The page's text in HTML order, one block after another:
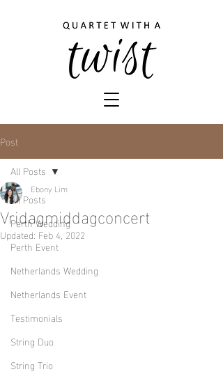
Post
All Posts
Perth Wedding
Perth Event
Netherlands Wedding
Netherlands Event
Testimonials
String Duo
String Trio
All Posts
Vridagmiddagconcert
Ebony Lim
Updated: Feb 4, 2022